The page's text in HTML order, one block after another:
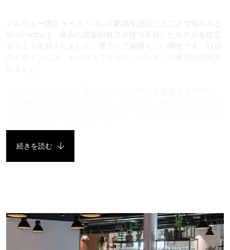
ノルウェー国立オペラ・バレエ劇場を設計したことで知られる
続きを読む